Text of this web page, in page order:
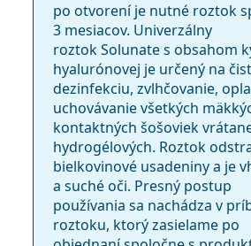
po otvorení je nutné roztok
3 mesiacov. Univerzálny
roztok Solunate s obsahom
hyalurónovej je určený na
dezinfekciu, zvlhčovanie,
uchovávanie všetkých
kontaktných šošoviek
hydrogélových. Roztok
bielkovinové usadeniny a je
a suché oči. Presný postup
používania sa nachádza v
roztoku, ktorý zasielame po